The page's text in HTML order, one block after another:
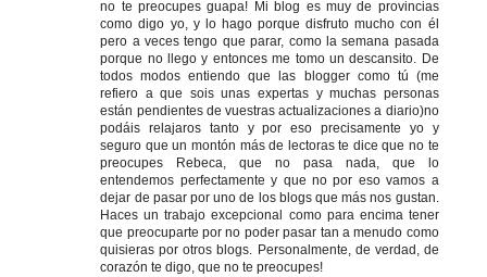
no te preocupes guapa! Mi blog es muy de provincias
como digo yo, y lo hago porque disfruto mucho con él
pero a veces tengo que parar, como la semana pasada
porque no llego y entonces me tomo un descansito. De
todos modos entiendo que las blogger como tú (me
refiero a que sois unas expertas y muchas personas
están pendientes de vuestras actualizaciones a diario)no
podáis relajaros tanto y por eso precisamente yo y
seguro que un montón más de lectoras te dice que no te
preocupes Rebeca, que no pasa nada, que lo
entendemos perfectamente y que no por eso vamos a
dejar de pasar por uno de los blogs que más nos gustan.
Haces un trabajo excepcional como para encima tener
que preocuparte por no poder pasar tan a menudo como
quisieras por otros blogs. Personalmente, de verdad, de
corazón te digo, que no te preocupes!